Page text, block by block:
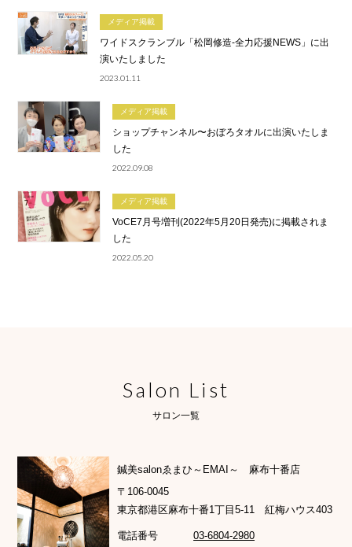
メディア掲載
ワイドスクランブル「松岡修造-全力応援NEWS」に出
演いたしました
2023.01.11
メディア掲載
ショップチャンネル〜おぼろタオルに出演いたしま
した
2022.09.08
メディア掲載
VoCE7月号増刊(2022年5月20日発売)に掲載されま
した
2022.05.20
Salon List
サロン一覧
鍼美salonゑまひ～EMAI～ 麻布十番店
〒106-0045
東京都港区麻布十番1丁目5-11 紅梅ハウス403
電話番号
03-6804-2980